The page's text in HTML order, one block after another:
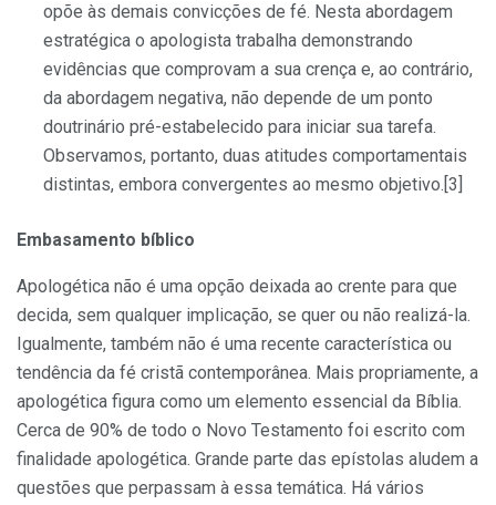
opõe às demais convicções de fé. Nesta abordagem
estratégica o apologista trabalha demonstrando
evidências que comprovam a sua crença e, ao contrário,
da abordagem negativa, não depende de um ponto
doutrinário pré-estabelecido para iniciar sua tarefa.
Observamos, portanto, duas atitudes comportamentais
distintas, embora convergentes ao mesmo objetivo.[3]
Embasamento bíblico
Apologética não é uma opção deixada ao crente para que
decida, sem qualquer implicação, se quer ou não realizá-la.
Igualmente, também não é uma recente característica ou
tendência da fé cristã contemporânea. Mais propriamente, a
apologética figura como um elemento essencial da Bíblia.
Cerca de 90% de todo o Novo Testamento foi escrito com
finalidade apologética. Grande parte das epístolas aludem a
questões que perpassam à essa temática. Há vários